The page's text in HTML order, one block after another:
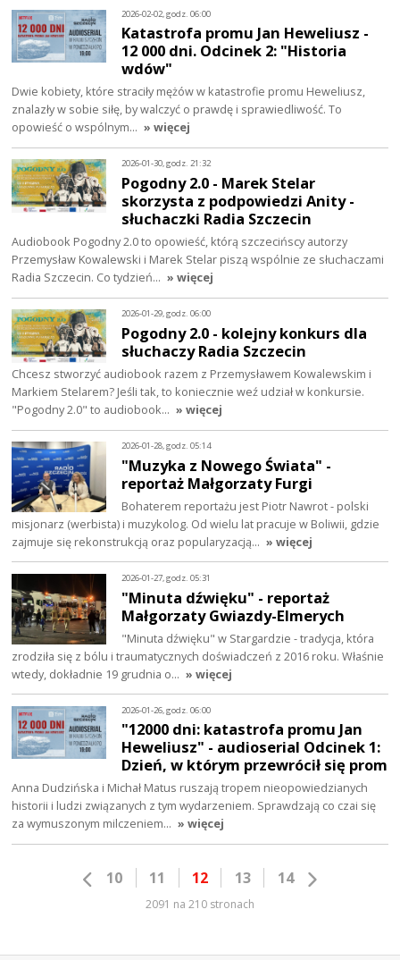
2026-02-02, godz. 06:00
Katastrofa promu Jan Heweliusz -
12 000 dni. Odcinek 2: "Historia
wdów"
Dwie kobiety, które straciły mężów w katastrofie promu Heweliusz,
znalazły w sobie siłę, by walczyć o prawdę i sprawiedliwość. To
opowieść o wspólnym… » więcej
2026-01-30, godz. 21:32
Pogodny 2.0 - Marek Stelar
skorzysta z podpowiedzi Anity -
słuchaczki Radia Szczecin
Audiobook Pogodny 2.0 to opowieść, którą szczecińscy autorzy
Przemysław Kowalewski i Marek Stelar piszą wspólnie ze słuchaczami
Radia Szczecin. Co tydzień… » więcej
2026-01-29, godz. 06:00
Pogodny 2.0 - kolejny konkurs dla
słuchaczy Radia Szczecin
Chcesz stworzyć audiobook razem z Przemysławem Kowalewskim i
Markiem Stelarem? Jeśli tak, to koniecznie weź udział w konkursie.
"Pogodny 2.0" to audiobook… » więcej
2026-01-28, godz. 05:14
"Muzyka z Nowego Świata" -
reportaż Małgorzaty Furgi
Bohaterem reportażu jest Piotr Nawrot - polski
misjonarz (werbista) i muzykolog. Od wielu lat pracuje w Boliwii, gdzie
zajmuje się rekonstrukcją oraz popularyzacją… » więcej
2026-01-27, godz. 05:31
"Minuta dźwięku" - reportaż
Małgorzaty Gwiazdy-Elmerych
"Minuta dźwięku" w Stargardzie - tradycja, która
zrodziła się z bólu i traumatycznych doświadczeń z 2016 roku. Właśnie
wtedy, dokładnie 19 grudnia o… » więcej
2026-01-26, godz. 06:00
"12000 dni: katastrofa promu Jan
Heweliusz" - audioserial Odcinek 1:
Dzień, w którym przewrócił się prom
Anna Dudzińska i Michał Matus ruszają tropem nieopowiedzianych
historii i ludzi związanych z tym wydarzeniem. Sprawdzają co czai się
za wymuszonym milczeniem… » więcej
10 11 12 13 14
2091 na 210 stronach